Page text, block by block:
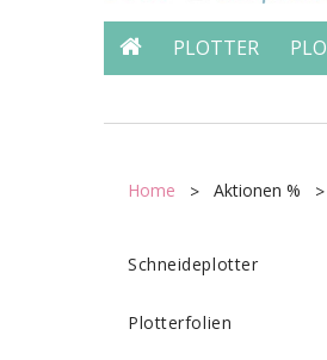
PLOTTER
Home Aktionen %
Schneideplotter
Plotterfolien